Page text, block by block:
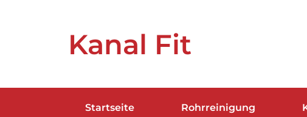
Kanal Fit
Startseite Rohrreinigung